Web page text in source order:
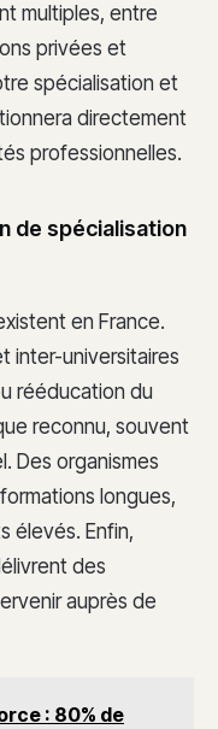
multiples, entre
privées et
spécialisation et
directement
professionnelles.
de spécialisation
en France.
inter-universitaires
rééducation du
reconnu, souvent
Des organismes
longues,
élevés. Enfin,
des
auprès de
: 80% de